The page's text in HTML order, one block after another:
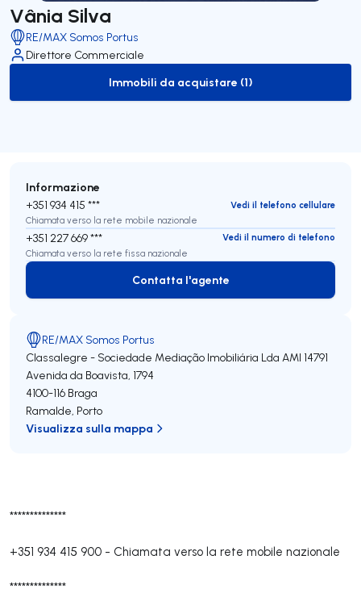
Vânia Silva
RE/MAX Somos Portus
Direttore Commerciale
to-buy-listing
Immobili da acquistare (1)
**************
+351 934 415 900 - Chiamata verso la rete mobile nazionale
**************
Informazione
+351 934 415 ***
Vedi il telefono cellulare
Chiamata verso la rete mobile nazionale
+351 227 669 ***
Vedi il numero di telefono
Chiamata verso la rete fissa nazionale
Contatta l'agente
Contatta l'agente
RE/MAX Somos Portus
Classalegre - Sociedade Mediação Imobiliária Lda AMI 14791
Avenida da Boavista, 1794
4100-116 Braga
Ramalde, Porto
Visualizza sulla mappa